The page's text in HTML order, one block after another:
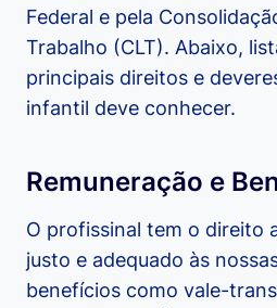
Federal e pela
Trabalho (CLT). Abaixo,
principais direitos e
infantil deve conhecer.
Remuneração e
O profissinal tem o direito
justo e adequado às
benefícios como vale-